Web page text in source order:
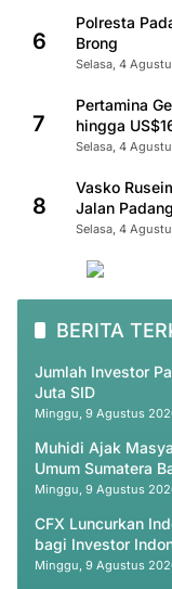
6
Polresta
Brong
Selasa, 4
7
Pertamina
hingga
Selasa, 4
8
Vasko
Jalan
Selasa, 4
BERITA
Jumlah Investor
Juta SID
Minggu, 9 Agustus
Muhidi Ajak
Umum Sumatera
Minggu, 9 Agustus
CFX Luncurkan
bagi Investor
Minggu, 9 Agustus